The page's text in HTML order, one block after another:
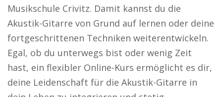
Musikschule Crivitz. Damit kannst du die
Akustik-Gitarre von Grund auf lernen oder deine
fortgeschrittenen Techniken weiterentwickeln.
Egal, ob du unterwegs bist oder wenig Zeit
hast, ein flexibler Online-Kurs ermöglicht es dir,
deine Leidenschaft für die Akustik-Gitarre in